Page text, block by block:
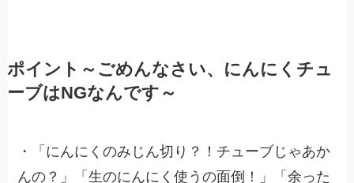
ポイント～ごめんなさい、にんにくチュ
ーブはNGなんです～
・「にんにくのみじん切り？！チューブじゃあか
んの？」「生のにんにく使うの面倒！」「余った